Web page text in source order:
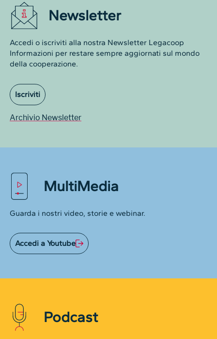
Newsletter
Accedi o iscriviti alla nostra Newsletter Legacoop
Informazioni per restare sempre aggiornati sul mondo
della cooperazione.
Iscriviti
Archivio Newsletter
MultiMedia
Guarda i nostri video, storie e webinar.
Accedi a Youtube
Podcast